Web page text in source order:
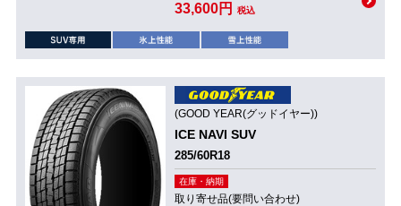
33,600円 税込
(GOOD YEAR(グッドイヤー))
ICE NAVI SUV
285/60R18
在庫・納期
取り寄せ品(要問い合わせ)